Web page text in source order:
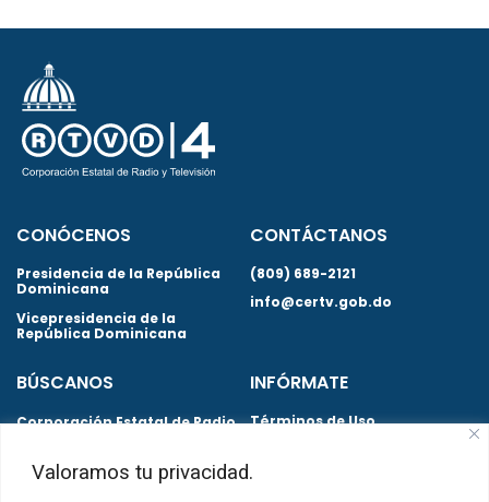
Valoramos tu privacidad.
CONÓCENOS
Presidencia de la República
Dominicana
Vicepresidencia de la
República Dominicana
CONTÁCTANOS
(809) 689-2121
info@certv.gob.do
BÚSCANOS
Corporación Estatal de Radio
Dominicana
INFÓRMATE
Términos de Uso
Preguntas Frecuentes